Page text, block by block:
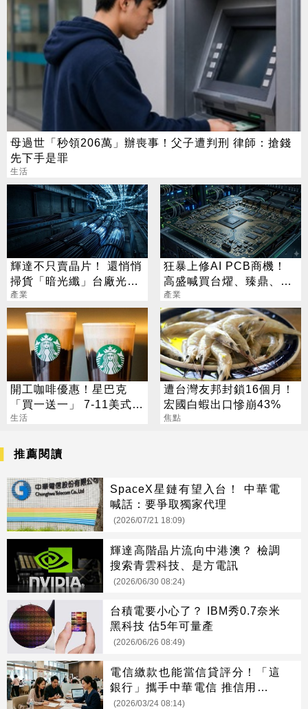
母過世「秒領206萬」辦喪事！父子遭判刑 律師：搶錢
先下手是罪
生活
輝達不只賣晶片！ 還悄悄
掃貨「暗光纖」台廠光通
訊要飛了
產業
狂暴上修AI PCB商機！
高盛喊買台燿、臻鼎、台
產業
開工咖啡優惠！星巴克
「買一送一」 7-11美式買
7送7
生活
遭台灣友邦封鎖16個月！
宏國白蝦出口慘崩43%
焦點
推薦閱讀
SpaceX星鏈有望入台！ 中華電
喊話：要爭取獨家代理
(2026/07/21 18:09)
輝達高階晶片流向中港澳？ 檢調
搜索青雲科技、是方電訊
(2026/06/30 08:24)
台積電要小心了？ IBM秀0.7奈米
黑科技 估5年可量產
(2026/06/26 08:49)
電信繳款也能當信貸評分！「這
銀行」攜手中華電信 推信用小白
優惠方案
(2026/03/24 08:14)